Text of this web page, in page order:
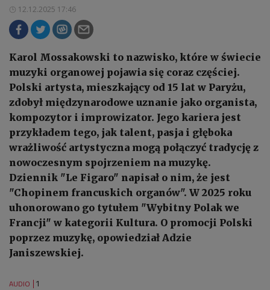
12.12.2025 17:46
Karol Mossakowski to nazwisko, które w świecie
muzyki organowej pojawia się coraz częściej.
Polski artysta, mieszkający od 15 lat w Paryżu,
zdobył międzynarodowe uznanie jako organista,
kompozytor i improwizator. Jego kariera jest
przykładem tego, jak talent, pasja i głęboka
wrażliwość artystyczna mogą połączyć tradycję z
nowoczesnym spojrzeniem na muzykę.
Dziennik "Le Figaro" napisał o nim, że jest
"Chopinem francuskich organów". W 2025 roku
uhonorowano go tytułem "Wybitny Polak we
Francji" w kategorii Kultura. O promocji Polski
poprzez muzykę, opowiedział Adzie
Janiszewskiej.
AUDIO 1